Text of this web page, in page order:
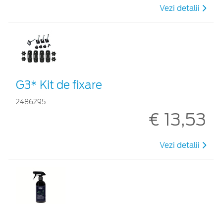
Vezi detalii
G3* Kit de fixare
2486295
€ 13,53
Vezi detalii